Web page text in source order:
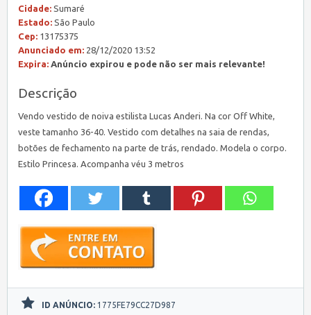
Cidade: Sumaré
Estado: São Paulo
Cep: 13175375
Anunciado em: 28/12/2020 13:52
Expira: Anúncio expirou e pode não ser mais relevante!
Descrição
Vendo vestido de noiva estilista Lucas Anderi. Na cor Off White,
veste tamanho 36-40. Vestido com detalhes na saia de rendas,
botões de fechamento na parte de trás, rendado. Modela o corpo.
Estilo Princesa. Acompanha véu 3 metros
ID ANÚNCIO: 1775FE79CC27D987